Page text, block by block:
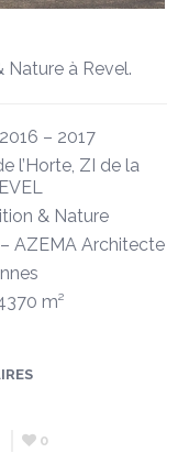
Nature à Revel.
2016 – 2017
l’Horte, ZI de la
& Nature
AZEMA Architecte
m²
0